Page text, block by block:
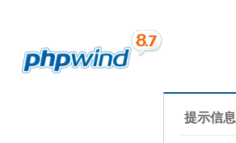
提示信息